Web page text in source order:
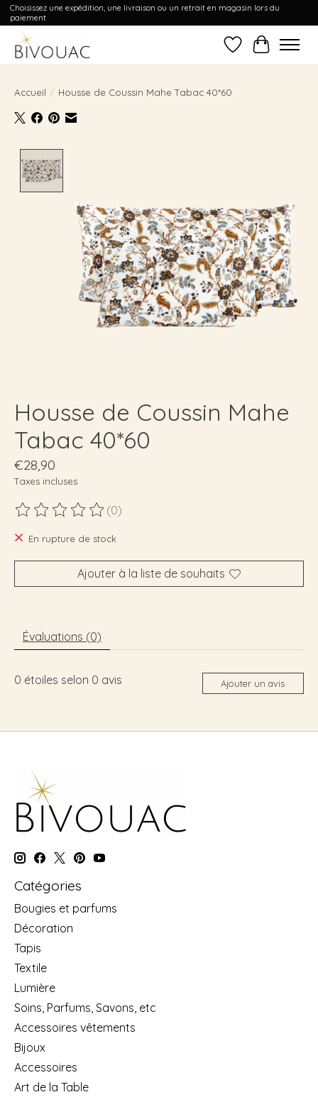
Choisissez une expédition, une livraison ou un retrait en magasin lors du
paiement
Liste dePanier
Accueil / Housse de Coussin Mahe Tabac 40*60
Housse de Coussin Mahe
Tabac 40*60
€28,90
Taxes incluses
Ce produit est évalué à
(0)
En rupture de stock
Ajouter à la liste de souhaits
Évaluations (0)
0 étoiles selon 0 avis Ajouter un avis
Catégories
Bougies et parfums
Décoration
Tapis
Textile
Lumière
Soins, Parfums, Savons, etc
Accessoires vêtements
Bijoux
Accessoires
Art de la Table